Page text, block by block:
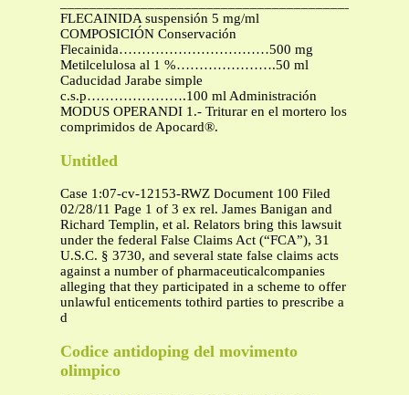
FLECAINIDA suspensión 5 mg/ml
COMPOSICIÓN Conservación
Flecainida……………………………500 mg
Metilcelulosa al 1 %………………….50 ml
Caducidad Jarabe simple
c.s.p………………….100 ml Administración
MODUS OPERANDI 1.- Triturar en el mortero los
comprimidos de Apocard®.
Untitled
Case 1:07-cv-12153-RWZ Document 100 Filed
02/28/11 Page 1 of 3 ex rel. James Banigan and
Richard Templin, et al. Relators bring this lawsuit
under the federal False Claims Act (“FCA”), 31
U.S.C. § 3730, and several state false claims acts
against a number of pharmaceuticalcompanies
alleging that they participated in a scheme to offer
unlawful enticements tothird parties to prescribe a
d
Codice antidoping del movimento
olimpico